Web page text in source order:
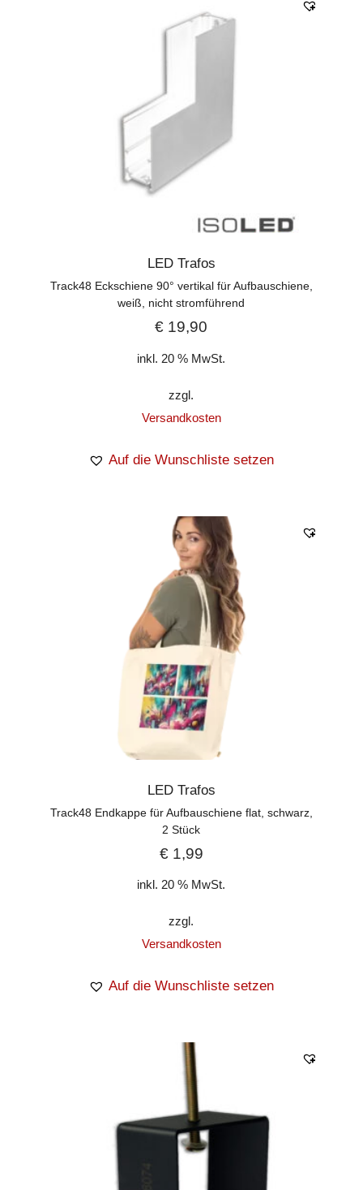
LED Trafos
Track48 Eckschiene 90° vertikal für Aufbauschiene,
weiß, nicht stromführend
€ 19,90
inkl. 20 % MwSt.
zzgl.
Versandkosten
Auf die Wunschliste setzen
LED Trafos
Track48 Endkappe für Aufbauschiene flat, schwarz,
2 Stück
€1,99
inkl. 20 % MwSt.
zzgl.
Versandkosten
Auf die Wunschliste setzen